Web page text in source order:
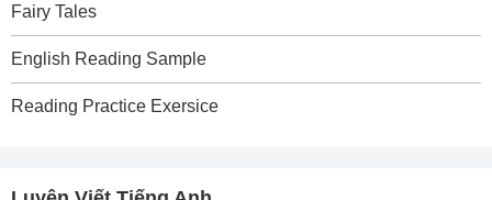
Fairy Tales
English Reading Sample
Reading Practice Exersice